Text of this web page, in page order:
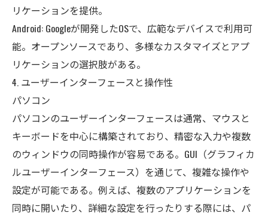
リケーションを提供。
Android: Googleが開発したOSで、広範なデバイスで利用可
能。オープンソースであり、多様なカスタマイズとアプ
リケーションの選択肢がある。
4. ユーザーインターフェースと操作性
パソコン
パソコンのユーザーインターフェースは通常、マウスと
キーボードを中心に構築されており、精密な入力や複数
のウィンドウの同時操作が容易である。GUI（グラフィカ
ルユーザーインターフェース）を通じて、複雑な操作や
設定が可能である。例えば、複数のアプリケーションを
同時に開いたり、詳細な設定を行ったりする際には、パ